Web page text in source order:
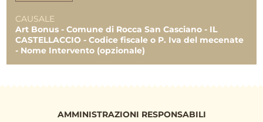
CAUSALE
Art Bonus - Comune di Rocca San Casciano - IL
CASTELLACCIO - Codice fiscale o P. Iva del mecenate
- Nome Intervento (opzionale)
AMMINISTRAZIONI RESPONSABILI